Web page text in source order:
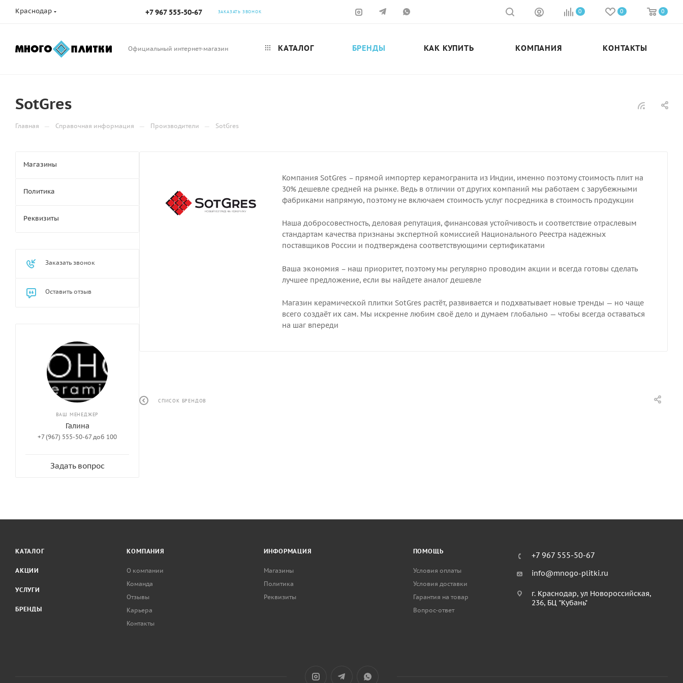
Краснодар +7 967 555-50-67 ЗАКАЗАТЬ ЗВОНОК 0 0 0
Официальный интернет-магазин КАТАЛОГ БРЕНДЫ КАК КУПИТЬ КОМПАНИЯ КОНТАКТЫ
SotGres
Главная — Справочная информация — Производители — SotGres
Компания SotGres – прямой импортер керамогранита из Индии, именно поэтому стоимость плит на
30% дешевле средней на рынке. Ведь в отличии от других компаний мы работаем с зарубежными
фабриками напрямую, поэтому не включаем стоимость услуг посредника в стоимость продукции
Наша добросовестность, деловая репутация, финансовая устойчивость и соответствие отраслевым
стандартам качества признаны экспертной комиссией Национального Реестра надежных
поставщиков России и подтверждена соответствующими сертификатами
Ваша экономия – наш приоритет, поэтому мы регулярно проводим акции и всегда готовы сделать
лучшее предложение, если вы найдете аналог дешевле
Магазин керамической плитки SotGres растёт, развивается и подхватывает новые тренды — но чаще
всего создаёт их сам. Мы искренне любим своё дело и думаем глобально — чтобы всегда оставаться
на шаг впереди
СПИСОК БРЕНДОВ
Магазины
Политика
Реквизиты
Заказать звонок
Оставить отзыв
ВАШ МЕНЕДЖЕР
Галина
+7 (967) 555-50-67 доб 100
Задать вопрос
КАТАЛОГ
АКЦИИ
УСЛУГИ
БРЕНДЫ
КОМПАНИЯ
О компании
Команда
Отзывы
Карьера
Контакты
ИНФОРМАЦИЯ
Магазины
Политика
Реквизиты
ПОМОЩЬ
Условия оплаты
Условия доставки
Гарантия на товар
Вопрос-ответ
+7 967 555-50-67
info@mnogo-plitki.ru
г. Краснодар, ул Новороссийская,
236, БЦ "Кубань"